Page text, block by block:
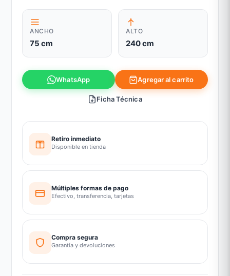
ANCHO
75 cm
ALTO
240 cm
WhatsApp Agregar al carrito
Ficha Técnica
Retiro inmediato
Disponible en tienda
Múltiples formas de pago
Efectivo, transferencia, tarjetas
Compra segura
Garantía y devoluciones